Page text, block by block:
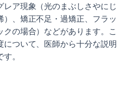
レア現象（光のまぶしさやにじ
）、矯正不足・過矯正、フラッ
クの場合）などがあります。こ
について、医師から十分な説明
。